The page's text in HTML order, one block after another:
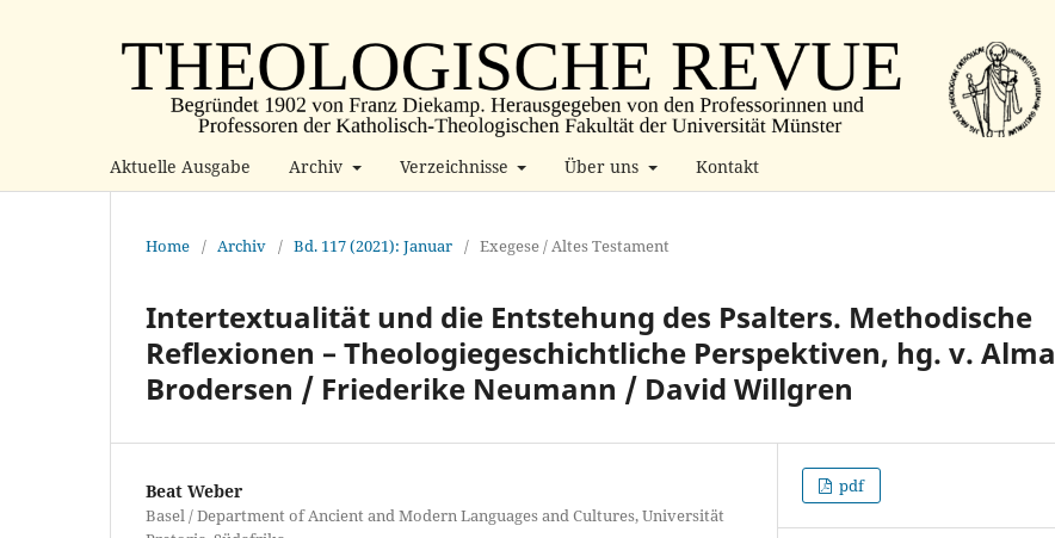
Aktuelle Ausgabe Archiv Verzeichnisse Über uns Kontakt
Home / Archiv / Bd. 117 (2021): Januar / Exegese / Altes Testament
Intertextualität und die Entstehung des Psalters. Methodische
Reflexionen – Theologiegeschichtliche Perspektiven, hg. v. Alma
Brodersen / Friederike Neumann / David Willgren
Beat Weber
Basel / Department of Ancient and Modern Languages and Cultures, Universität
pdf